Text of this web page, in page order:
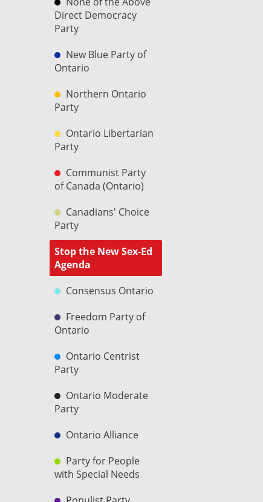
Direct Democracy
Party
New Blue Party of
Ontario
Northern Ontario
Party
Ontario Libertarian
Party
Communist Party
of Canada (Ontario)
Canadians' Choice
Party
Stop the New Sex-Ed
Agenda
Consensus Ontario
Freedom Party of
Ontario
Ontario Centrist
Party
Ontario Moderate
Party
Ontario Alliance
Party for People
with Special Needs